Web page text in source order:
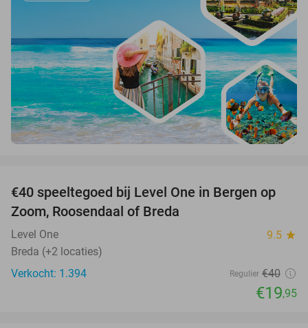
50%
€40 speeltegoed bij Level One in Bergen op
Zoom, Roosendaal of Breda
Level One 9.5 star
Breda (+2 locaties)
Verkocht: 1.394
Regulier €40
€19,95